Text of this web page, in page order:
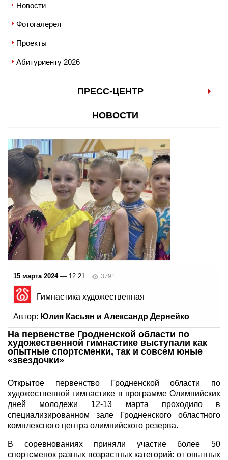
Новости
Фотогалерея
Проекты
Абитуриенту 2026
ПРЕСС-ЦЕНТР
НОВОСТИ
15 марта 2024— 12:21 3791
Гимнастика художественная
Автор: Юлия Касьян и Александр Дернейко
На первенстве Гродненской области по
художественной гимнастике выступали как
опытные спортсменки, так и совсем юные
«звездочки»
Открытое первенство Гродненской области по
художественной гимнастике в программе Олимпийских
дней молодежи 12-13 марта проходило в
специализированном зале Гродненского областного
комплексного центра олимпийского резерва.
В соревнованиях приняли участие более 50
спортсменок разных возрастных категорий: от опытных